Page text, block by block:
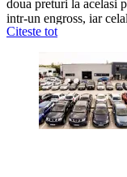
doua preturi la acelasi
intr-un engross, iar
constient ca in felul
Citeste tot